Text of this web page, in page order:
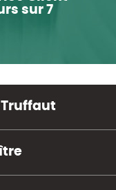
sur 7
Truffaut